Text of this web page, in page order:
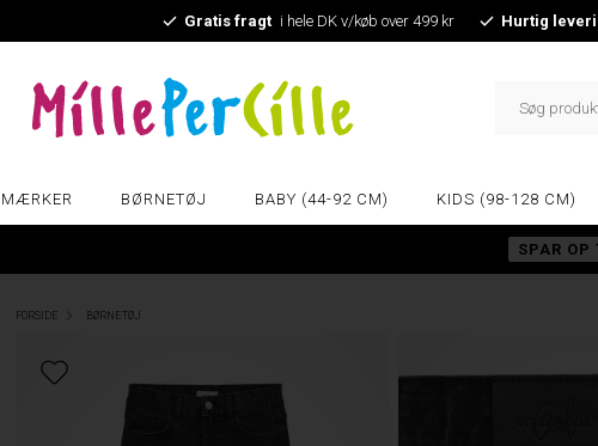
Gratis fragt i hele DK v/køb over 499 kr Hurtig
MÆRKER BØRNETØJ BABY (44-92 CM) KIDS (98-128 CM)
SPAR
FORSIDE BØRNETØJ